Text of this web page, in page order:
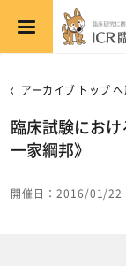
メインコンテンツへス
アーカイブ トップ へ
臨床試験にお
一家綱邦》
開催日：2016/01/22